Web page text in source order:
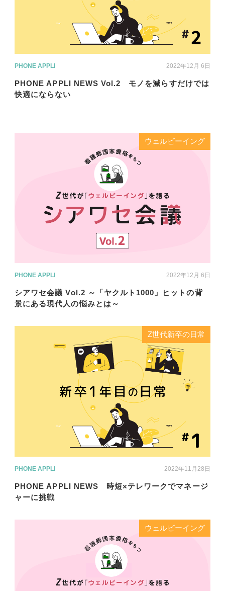
PHONE APPLI 2022年12月 6日
PHONE APPLI NEWS Vol.2 モノを減らすだけでは
快適にならない
ウェルビーイング
PHONE APPLI 2022年12月 6日
シアワセ会議 Vol.2 ～「ヤクルト1000」ヒットの背
景にある現代人の悩みとは～
Z世代新卒の日常
PHONE APPLI 2022年11月28日
PHONE APPLI NEWS 時短×テレワークでマネージ
ャーに挑戦
ウェルビーイング